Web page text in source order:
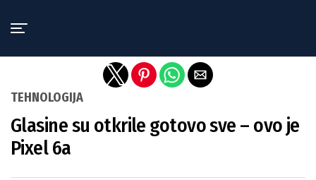
TEHNOLOGIJA
Glasine su otkrile gotovo sve – ovo je
Pixel 6a